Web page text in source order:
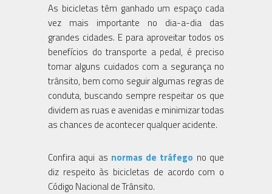
As bicicletas têm ganhado um espaço cada
vez mais importante no dia-a-dia das
grandes cidades. E para aproveitar todos os
benefícios do transporte a pedal, é preciso
tomar alguns cuidados com a segurança no
trânsito, bem como seguir algumas regras de
conduta, buscando sempre respeitar os que
dividem as ruas e avenidas e minimizar todas
as chances de acontecer qualquer acidente.
Confira aqui as normas de tráfego no que
diz respeito às bicicletas de acordo com o
Código Nacional de Trânsito.